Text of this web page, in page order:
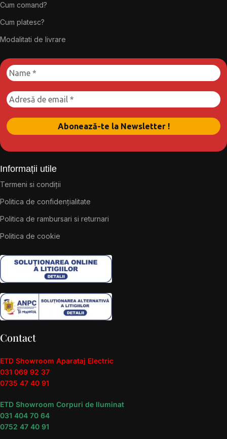
Cum comand?
Cum platesc?
Modalitati de livrare
Informații utile
Termeni si condiții
Politica de confidențialitate
Politica de rambursari si returnari
Politica de cookie
Contact
ETD Showroom Aparataj Electric
031 069 92 37
0735 47 40 91
ETD Showroom Corpuri de Iluminat
031 404 70 64
0752 47 40 91